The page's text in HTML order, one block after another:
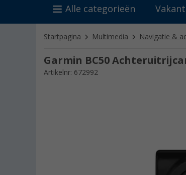
Alle categorieën
Startpagina Multimedia Navigatie &
Garmin BC50
Artikelnr: 672992